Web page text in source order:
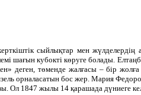
сыйлықтар мен жүлделердің
шағын кубокті көруге болады.
деген, төменде жалғасы – бір
орналасатын бос жер. Мария
Ол 1847 жылы 14 қарашада дүниеге